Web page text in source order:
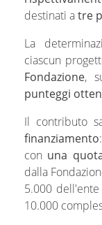
destinati atre
La
ciascun
Fondazione,
punteggi
Il contributo
finanziamento
con una
dalla
5.000
10.000